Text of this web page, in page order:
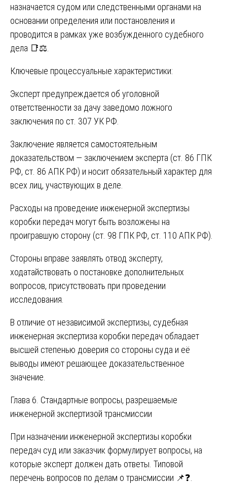
назначается судом или следственными органами на
основании определения или постановления и
проводится в рамках уже возбужденного судебного
дела 📑⚖️.
Ключевые процессуальные характеристики:
Эксперт предупреждается об уголовной
ответственности за дачу заведомо ложного
заключения по ст. 307 УК РФ.
Заключение является самостоятельным
доказательством — заключением эксперта (ст. 86 ГПК
РФ, ст. 86 АПК РФ) и носит обязательный характер для
всех лиц, участвующих в деле.
Расходы на проведение инженерной экспертизы
коробки передач могут быть возложены на
проигравшую сторону (ст. 98 ГПК РФ, ст. 110 АПК РФ).
Стороны вправе заявлять отвод эксперту,
ходатайствовать о постановке дополнительных
вопросов, присутствовать при проведении
исследования.
В отличие от независимой экспертизы, судебная
инженерная экспертиза коробки передач обладает
высшей степенью доверия со стороны суда и её
выводы имеют решающее доказательственное
значение.
Глава 6. Стандартные вопросы, разрешаемые
инженерной экспертизой трансмиссии
При назначении инженерной экспертизы коробки
передач суд или заказчик формулирует вопросы, на
которые эксперт должен дать ответы. Типовой
перечень вопросов по делам о трансмиссии 📌❓.